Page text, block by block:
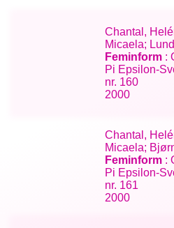
Chantal,
Micaela;
Feminform :
Pi Epsilon-
nr. 160
2000
Chantal,
Micaela;
Feminform :
Pi Epsilon-
nr. 161
2000